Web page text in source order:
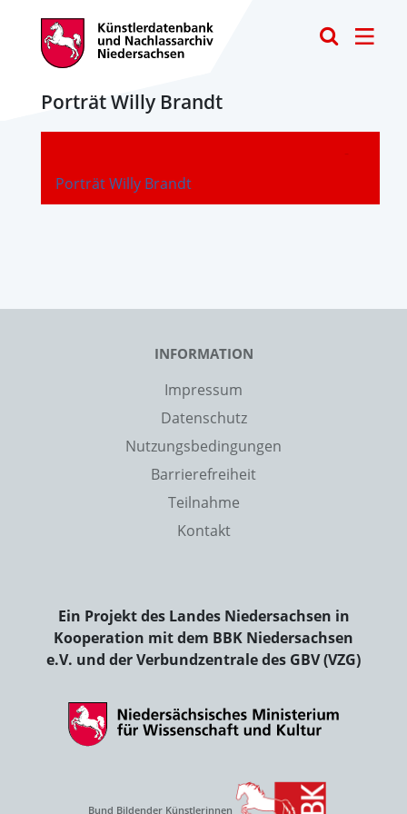
Porträt Willy Brandt
Porträt Willy Brandt
-
INFORMATION
Impressum
Datenschutz
Nutzungsbedingungen
Barrierefreiheit
Teilnahme
Kontakt
Ein Projekt des Landes Niedersachsen in
Kooperation mit dem BBK Niedersachsen
e.V. und der Verbundzentrale des GBV (VZG)
Bund Bildender Künstlerinnen